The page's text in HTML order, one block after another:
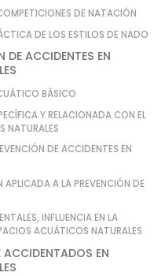
DE NATACIÓN
DE LOS ESTILOS DE NADO
ACCIDENTES EN
BÁSICO
Y RELACIONADA CON EL
NATURALES
DE ACCIDENTES EN
A LA PREVENCIÓN DE
INFLUENCIA EN LA
ACUÁTICOS NATURALES
EN